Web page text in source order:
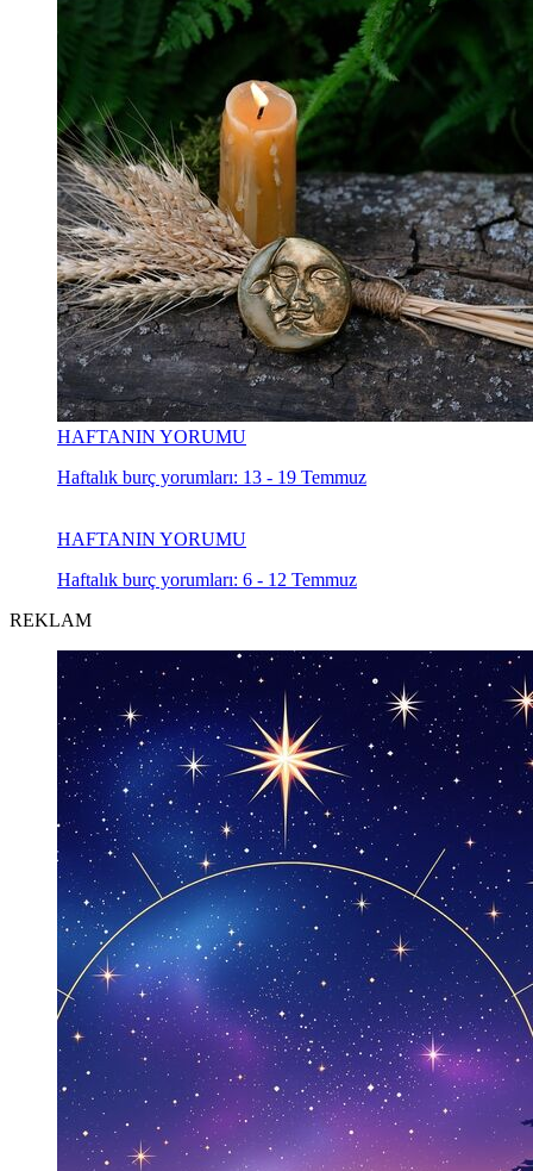
HAFTANIN YORUMU
Haftalık burç yorumları: 13 - 19 Temmuz
HAFTANIN YORUMU
Haftalık burç yorumları: 6 - 12 Temmuz
REKLAM